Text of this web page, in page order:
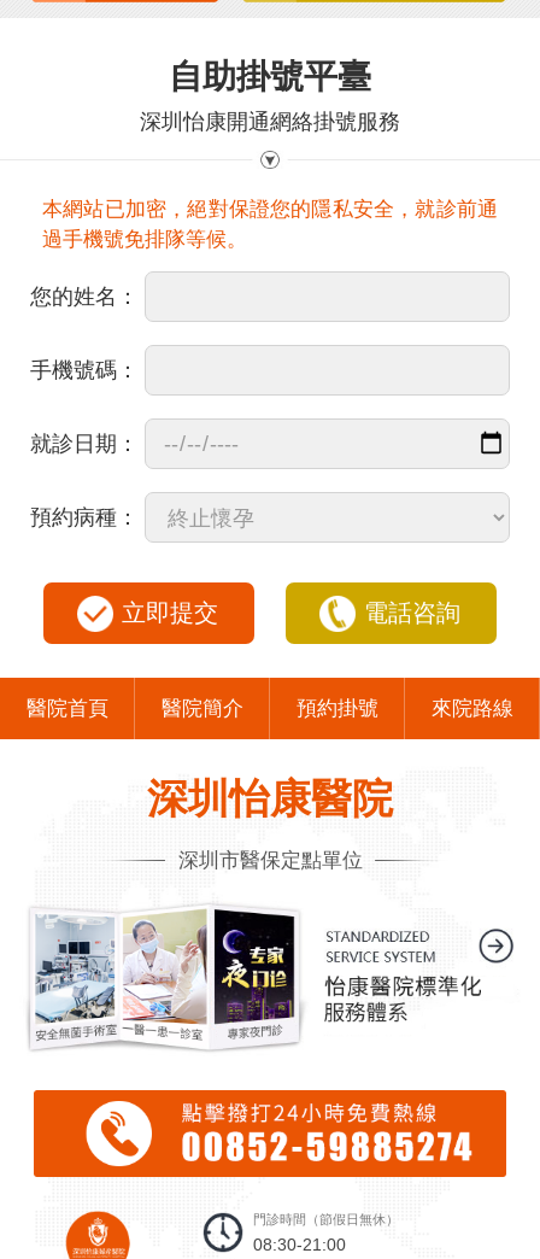
自助掛號平臺
深圳怡康開通網絡掛號服務
本網站已加密，絕對保證您的隱私安全，就診前通
過手機號免排隊等候。
您的姓名：
手機號碼：
就診日期：
預約病種：
立即提交 電話咨詢
醫院首頁 醫院簡介 預約掛號 來院路線
深圳怡康醫院
深圳市醫保定點單位
門診時間（節假日無休）
08:30-21:00